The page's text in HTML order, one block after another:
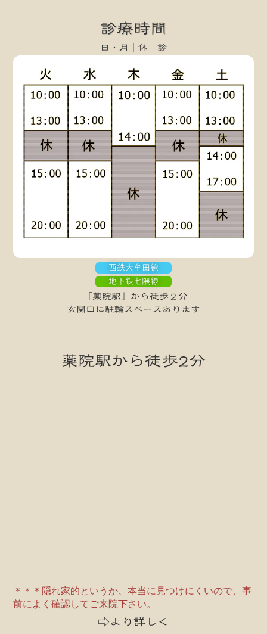
診療時間
日・月｜休 診
西鉄大牟田線
地下鉄七隈線
「薬院駅」から徒歩２分
玄関口に駐輪スペースあります
薬院駅から徒歩2分
＊＊＊隠れ家的というか、本当に見つけにくいので、事
前によく確認してご来院下さい。
⇨より詳しく